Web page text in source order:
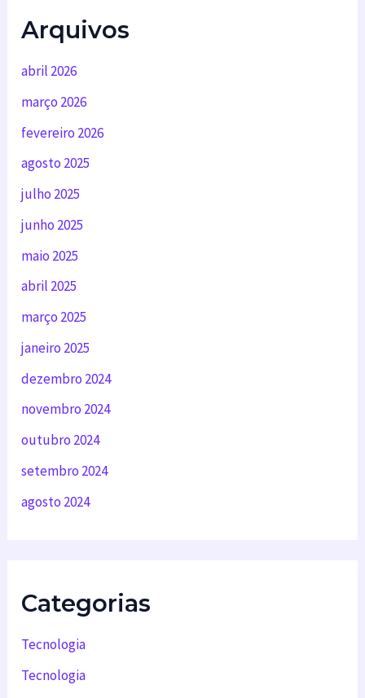
Arquivos
abril 2026
março 2026
fevereiro 2026
agosto 2025
julho 2025
junho 2025
maio 2025
abril 2025
março 2025
janeiro 2025
dezembro 2024
novembro 2024
outubro 2024
setembro 2024
agosto 2024
Categorias
Tecnologia
Tecnologia